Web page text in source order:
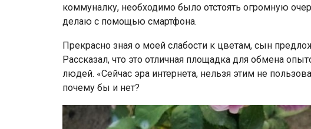
коммуналку, необходимо было отстоять огромную
делаю с помощью смартфона.
Прекрасно зная о моей слабости к цветам, сын
Рассказал, что это отличная площадка для обмена
людей. «Сейчас эра интернета, нельзя этим не
почему бы и нет?